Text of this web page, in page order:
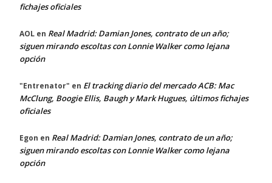
fichajes oficiales
AOL en Real Madrid: Damian Jones, contrato de un año;
siguen mirando escoltas con Lonnie Walker como lejana
opción
"Entrenator" en El tracking diario del mercado ACB: Mac
McClung, Boogie Ellis, Baugh y Mark Hugues, últimos fichajes
oficiales
Egon en Real Madrid: Damian Jones, contrato de un año;
siguen mirando escoltas con Lonnie Walker como lejana
opción